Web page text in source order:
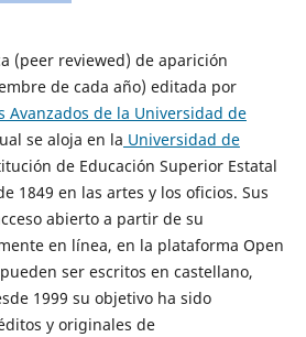
(peer reviewed) de aparición
de cada año) editada por
Avanzados de la Universidad de
se aloja en la Universidad de
de Educación Superior Estatal
1849 en las artes y los oficios. Sus
abierto a partir de su
en línea, en la plataforma Open
pueden ser escritos en castellano,
1999 su objetivo ha sido
y originales de